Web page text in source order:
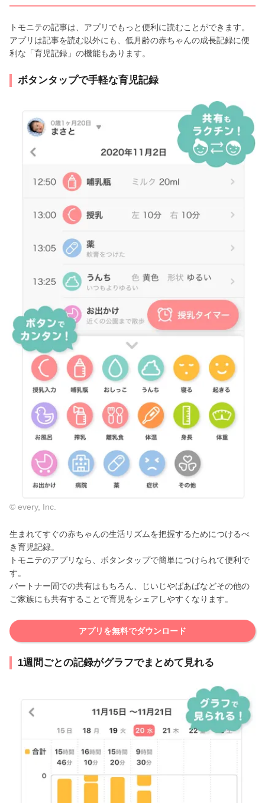
トモニテの記事は、アプリでもっと便利に読むことができます。
アプリは記事を読む以外にも、低月齢の赤ちゃんの成長記録に便
利な「育児記録」の機能もあります。
ボタンタップで手軽な育児記録
© every, Inc.
生まれてすぐの赤ちゃんの生活リズムを把握するためにつけるべ
き育児記録。
トモニテのアプリなら、ボタンタップで簡単につけられて便利で
す。
パートナー間での共有はもちろん、じいじやばあばなどその他の
ご家族にも共有することで育児をシェアしやすくなります。
アプリを無料でダウンロード
1週間ごとの記録がグラフでまとめて見れる